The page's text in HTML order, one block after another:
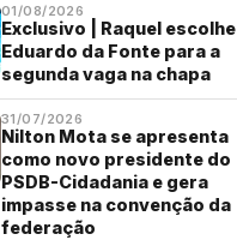
01/08/2026
Exclusivo | Raquel escolhe
Eduardo da Fonte para a
segunda vaga na chapa
31/07/2026
Nilton Mota se apresenta
como novo presidente do
PSDB-Cidadania e gera
impasse na convenção da
federação